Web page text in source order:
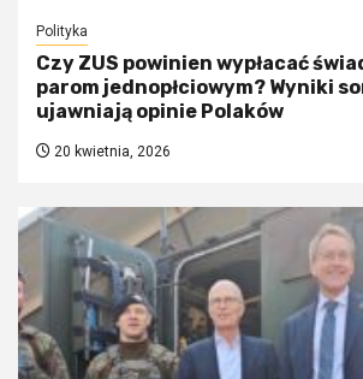
Polityka
Czy ZUS powinien wypłacać
parom jednopłciowym? Wyniki
ujawniają opinie Polaków
20 kwietnia, 2026